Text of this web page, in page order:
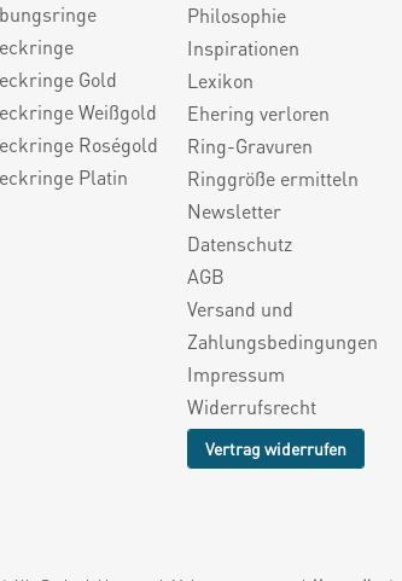
Gold
Weißgold
Roségold
Platin
Philosophie
Inspirationen
Lexikon
Ehering verloren
Ring-Gravuren
Ringgröße ermitteln
Newsletter
Datenschutz
AGB
Versand und
Zahlungsbedingungen
Impressum
Widerrufsrecht
Vertrag widerrufen